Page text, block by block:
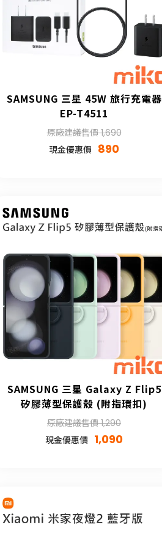
SAMSUNG 三星 45W 旅行充電器
EP-T4511
原廠建議售價 1,690
現金優惠價 890
SAMSUNG 三星 Galaxy Z Flip5
矽膠薄型保護殼 (附指環扣)
原廠建議售價 1,290
現金優惠價 1,090